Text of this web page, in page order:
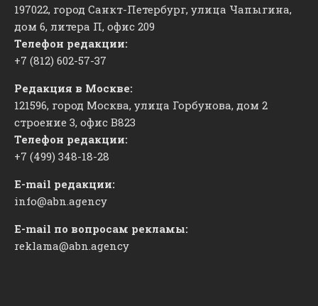
197022, город Санкт-Петербург, улица Чапыгина,
дом 6, литера П, офис 209
Телефон редакции:
+7 (812) 602-57-37
Редакция в Москве:
121596, город Москва, улица Горбунова, дом 2
строение 3, офис ​В823
Телефон редакции:
+7 (499) 348-18-28
E-mail редакции:
info@abn.agency
E-mail по вопросам рекламы:
reklama@abn.agency